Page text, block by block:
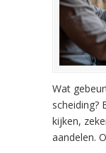
Wat
scheiding?
kijken,
aandelen.